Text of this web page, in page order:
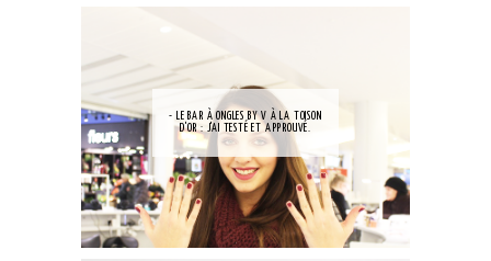
- LE BAR À ONGLES BY V À LA TOISON
D'OR : J'AI TESTÉ ET APPROUVÉ.